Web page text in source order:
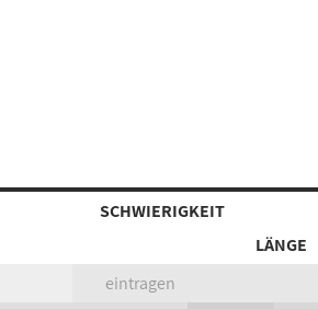
SCHWIERIGKEIT
LÄNGE
eintragen